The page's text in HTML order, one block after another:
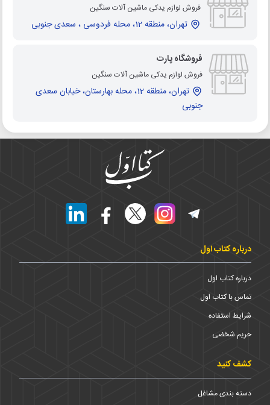
فروش لوازم یدکی ماشین آلات سنگین
تهران، منطقه 12، محله فردوسی ، سعدی جنوبی
فروشگاه پارت
فروش لوازم یدکی ماشین آلات سنگین
تهران، منطقه 12، محله بهارستان، خیابان سعدی
جنوبی
درباره کتاب اول
درباره کتاب اول
تماس با کتاب اول
شرایط استفاده
حریم شخضی
کشف کنید
دسته بندی مشاغل